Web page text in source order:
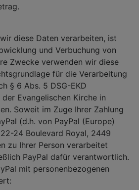
diese Daten verarbeiten, ist
und Verbuchung von
Zwecke verwenden wir diese
für die Verarbeitung
§ 6 Abs. 5 DSG-EKD
Evangelischen Kirche in
Soweit im Zuge Ihrer Zahlung
(d.h. von PayPal (Europe)
22-24 Boulevard Royal, 2449
zu Ihrer Person verarbeitet
PayPal dafür verantwortlich.
mit personenbezogenen